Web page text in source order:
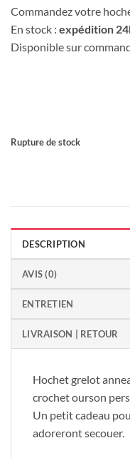
Commandez votre
En stock : expédition
Disponible sur
Rupture de stock
DESCRIPTION
AVIS (0)
ENTRETIEN
LIVRAISON | RETOUR
Hochet grelot
crochet ourson
Un petit cadeau
adoreront secouer.